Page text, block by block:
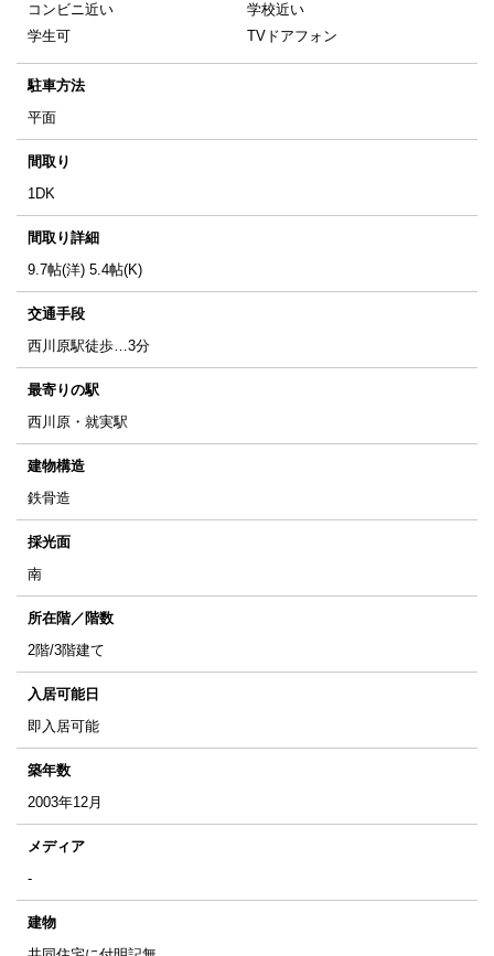
コンビニ近い
学校近い
学生可
TVドアフォン
駐車方法
平面
間取り
1DK
間取り詳細
9.7帖(洋) 5.4帖(K)
交通手段
西川原駅徒歩…3分
最寄りの駅
西川原・就実駅
建物構造
鉄骨造
採光面
南
所在階／階数
2階/3階建て
入居可能日
即入居可能
築年数
2003年12月
メディア
-
建物